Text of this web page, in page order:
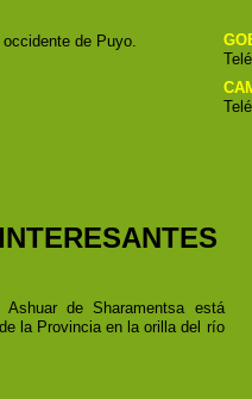
de Puyo.
Ashuar de Sharamentsa está
la Provincia en la orilla del río